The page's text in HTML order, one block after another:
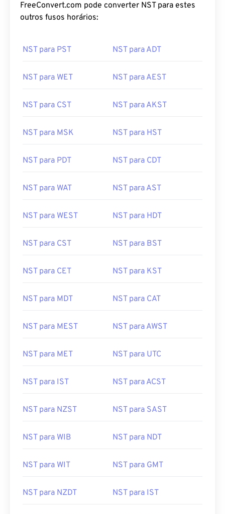
FreeConvert.com pode converter NST para estes
outros fusos horários:
NST para PST NST para ADT
NST para WET NST para AEST
NST para CST NST para AKST
NST para MSK NST para HST
NST para PDT NST para CDT
NST para WAT NST para AST
NST para WEST NST para HDT
NST para CST NST para BST
NST para CET NST para KST
NST para MDT NST para CAT
NST para MEST NST para AWST
NST para MET NST para UTC
NST para IST NST para ACST
NST para NZST NST para SAST
NST para WIB NST para NDT
NST para WIT NST para GMT
NST para NZDT NST para IST